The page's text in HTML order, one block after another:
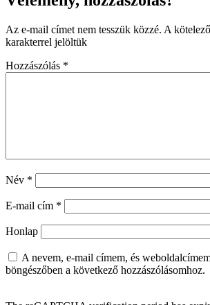
Az e-mail címet nem tesszük közzé. A
karakterrel jelöltük
Hozzászólás *
Név *
E-mail cím *
Honlap
A nevem, e-mail címem, és
böngészőben a következő hozzászólásomhoz.